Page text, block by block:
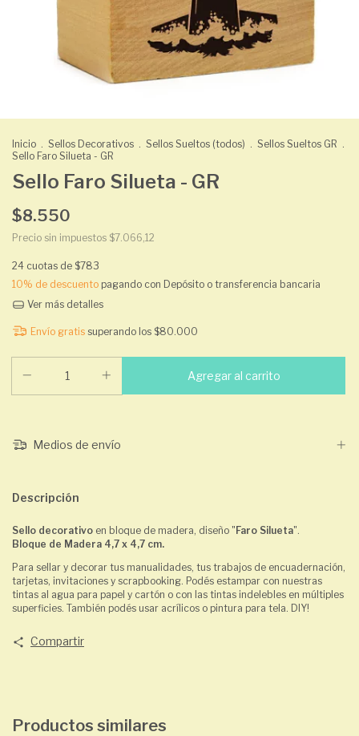
Inicio . Sellos Decorativos . Sellos Sueltos (todos) . Sellos Sueltos GR .
Sello Faro Silueta - GR
Sello Faro Silueta - GR
$8.550
Precio sin impuestos $7.066,12
24 cuotas de $783
10% de descuento pagando con Depósito o transferencia bancaria
Ver más detalles
Envío gratis superando los $80.000
Medios de envío
Descripción
Sello decorativo en bloque de madera, diseño " Faro Silueta".
Bloque de Madera 4,7 x 4,7 cm.
Para sellar y decorar tus manualidades, tus trabajos de encuadernación,
tarjetas, invitaciones y scrapbooking. Podés estampar con nuestras
tintas al agua para papel y cartón o con las tintas indelebles en múltiples
superficies. También podés usar acrílicos o pintura para tela. DIY!
Compartir
Productos similares